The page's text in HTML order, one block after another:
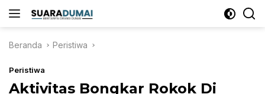
ke
Beranda
Peristiwa
Peristiwa
Aktivitas Bongkar Rokok Di